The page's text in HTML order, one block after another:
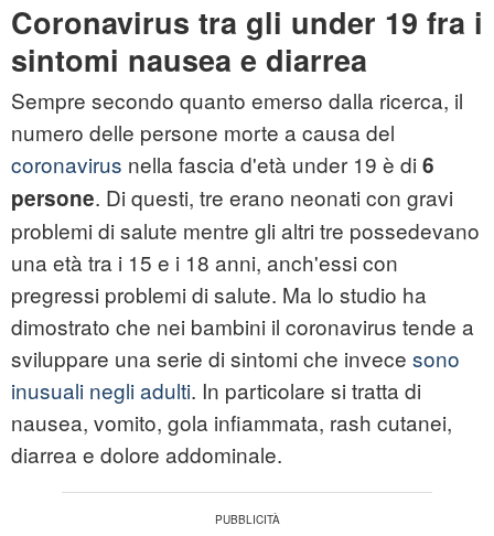
Coronavirus tra gli under 19 fra i
sintomi nausea e diarrea
Sempre secondo quanto emerso dalla ricerca, il
numero delle persone morte a causa del
coronavirus nella fascia d'età under 19 è di 6
persone. Di questi, tre erano neonati con gravi
problemi di salute mentre gli altri tre possedevano
una età tra i 15 e i 18 anni, anch'essi con
pregressi problemi di salute. Ma lo studio ha
dimostrato che nei bambini il coronavirus tende a
sviluppare una serie di sintomi che invece sono
inusuali negli adulti. In particolare si tratta di
nausea, vomito, gola infiammata, rash cutanei,
diarrea e dolore addominale.